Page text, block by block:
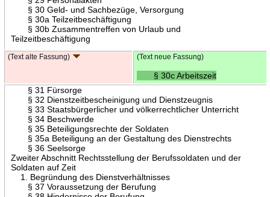
§ 30 Geld- und Sachbezüge, Versorgung
§ 30a Teilzeitbeschäftigung
§ 30b Zusammentreffen von Urlaub und
Teilzeitbeschäftigung
(Text alte Fassung) (Text neue Fassung)
§ 30c Arbeitszeit
§ 31 Fürsorge
§ 32 Dienstzeitbescheinigung und Dienstzeugnis
§ 33 Staatsbürgerlicher und völkerrechtlicher Unterricht
§ 34 Beschwerde
§ 35 Beteiligungsrechte der Soldaten
§ 35a Beteiligung an der Gestaltung des Dienstrechts
§ 36 Seelsorge
Zweiter Abschnitt Rechtsstellung der Berufssoldaten und der
Soldaten auf Zeit
1. Begründung des Dienstverhältnisses
§ 37 Voraussetzung der Berufung